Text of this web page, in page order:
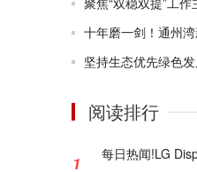
十年磨一剑！通州
坚持生态优先绿色
阅读排行
每日热闻!LG